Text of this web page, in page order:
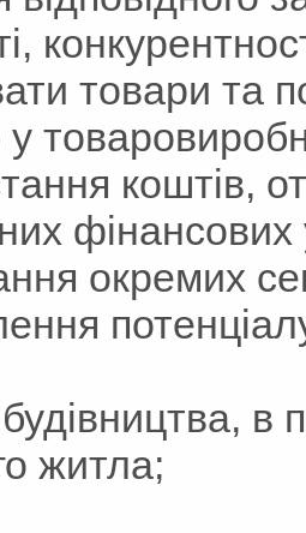
товари та
коштів,
фінансових
окремих
в
житла;